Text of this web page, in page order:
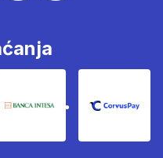
karticeBanka Intesa